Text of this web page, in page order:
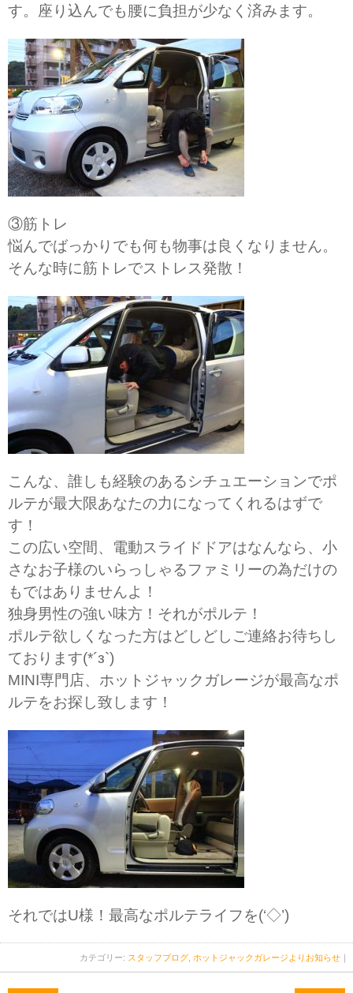
す。座り込んでも腰に負担が少なく済みます。
③筋トレ
悩んでばっかりでも何も物事は良くなりません。
そんな時に筋トレでストレス発散！
こんな、誰しも経験のあるシチュエーションでポ
ルテが最大限あなたの力になってくれるはずで
す！
この広い空間、電動スライドドアはなんなら、小
さなお子様のいらっしゃるファミリーの為だけの
もではありませんよ！
独身男性の強い味方！それがポルテ！
ポルテ欲しくなった方はどしどしご連絡お待ちし
ております(*´з`)
MINI専門店、ホットジャックガレージが最高なポ
ルテをお探し致します！
それではU様！最高なポルテライフを(‘◇’)ゞ
カテゴリー: スタッフブログ ホットジャックガレージよりお知らせ ｜